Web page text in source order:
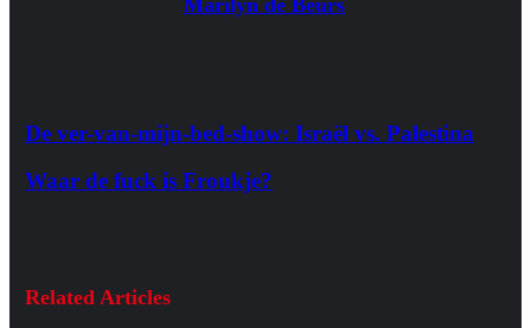
De ver-van-mijn-bed-show: Israël vs. Palestina
Waar de fuck is Froukje?
Related Articles